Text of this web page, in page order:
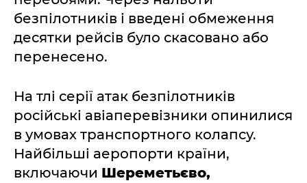
безпілотників і введені обмеження
десятки рейсів було скасовано або
перенесено.
На тлі серії атак безпілотників
російські авіаперевізники опинилися
в умовах транспортного колапсу.
Найбільші аеропорти країни,
включаючи Шереметьєво,